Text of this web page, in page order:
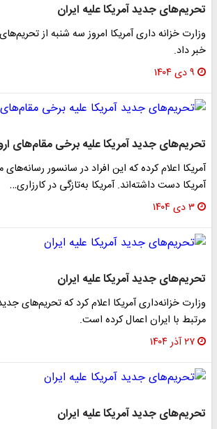
تحریم‌های جدید آمریکا علیه ایران
وزارت خزانه داری آمریکا امروز سه شنبه از
خبر داد.
۹ دی ۱۴۰۴
تحریم‌های جدید آمریکا علیه برخی مقام‌های
آمریکا اعلام کرده که این افراد در سانسور
آمریکا دست داشته‌اند. آمریکا به‌تازگی در کارزاری…
۳ دی ۱۴۰۴
تحریم‌های جدید آمریکا علیه ایران
وزارت خزانه‌داری آمریکا اعلام کرد که تحریم‌های
مرتبط با ایران اعمال کرده‌ است.
۲۷ آذر ۱۴۰۴
تحریم‌های جدید آمریکا علیه ایران